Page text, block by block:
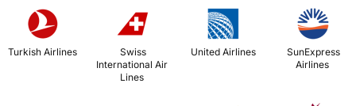
Turkish Airlines
International Air
Lines
United Airlines
Airlines